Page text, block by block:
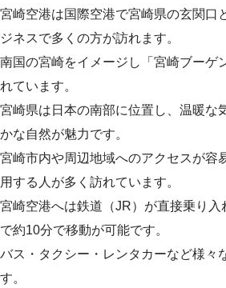
宮崎空港は国際空港で宮崎県の玄関口
ジネスで多くの方が訪れます。
南国の宮崎をイメージし「宮崎ブーゲ
れています。
宮崎県は日本の南部に位置し、温暖な
かな自然が魅力です。
宮崎市内や周辺地域へのアクセスが容
用する人が多く訪れています。
宮崎空港へは鉄道（JR）が直接乗り入
で約10分で移動が可能です。
バス・タクシー・レンタカーなど様々
す。